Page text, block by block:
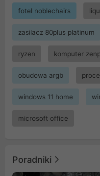
fotel noblechairs
zasilacz 80plus platinum
ryzen komputer
obudowa argb
windows 11 home
microsoft office
Poradniki